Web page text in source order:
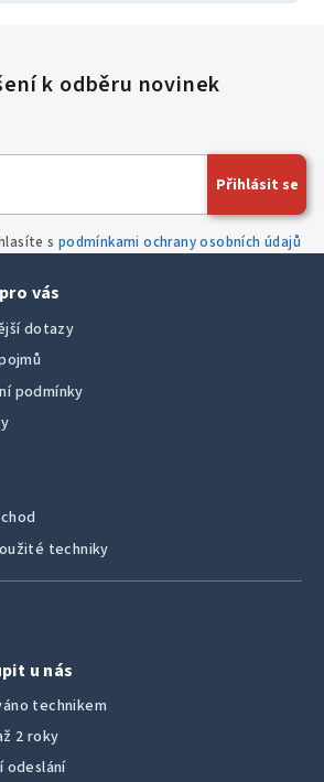
s podmínkami ochrany osobních údajů
Přihlásit se
vás
dotazy
podmínky
techniky
u nás
technikem
2 roky
odeslání